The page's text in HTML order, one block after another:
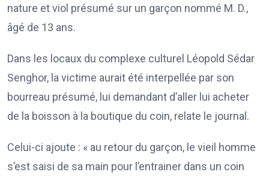
nature et viol présumé sur un garçon nommé M. D.,
âgé de 13 ans.
Dans les locaux du complexe culturel Léopold Sédar
Senghor, la victime aurait été interpellée par son
bourreau présumé, lui demandant d’aller lui acheter
de la boisson à la boutique du coin, relate le journal.
Celui-ci ajoute : « au retour du garçon, le vieil homme
s’est saisi de sa main pour l’entrainer dans un coin